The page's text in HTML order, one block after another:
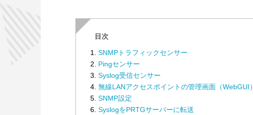
目次
SNMPトラフィックセンサー
Pingセンサー
Syslog受信センサー
無線LANアクセスポイントの管理画面（WebGUI）
SNMP設定
SyslogをPRTGサーバーに転送